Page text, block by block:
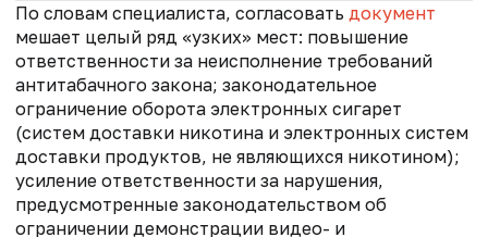
По словам специалиста, согласовать документ
мешает целый ряд «узких» мест: повышение
ответственности за неисполнение требований
антитабачного закона; законодательное
ограничение оборота электронных сигарет
(систем доставки никотина и электронных систем
доставки продуктов, не являющихся никотином);
усиление ответственности за нарушения,
предусмотренные законодательством об
ограничении демонстрации видео- и